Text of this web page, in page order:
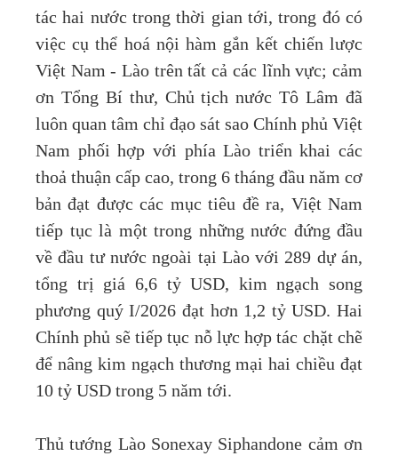
tác hai nước trong thời gian tới, trong đó có
việc cụ thể hoá nội hàm gắn kết chiến lược
Việt Nam - Lào trên tất cả các lĩnh vực; cảm
ơn Tổng Bí thư, Chủ tịch nước Tô Lâm đã
luôn quan tâm chỉ đạo sát sao Chính phủ Việt
Nam phối hợp với phía Lào triển khai các
thoả thuận cấp cao, trong 6 tháng đầu năm cơ
bản đạt được các mục tiêu đề ra, Việt Nam
tiếp tục là một trong những nước đứng đầu
về đầu tư nước ngoài tại Lào với 289 dự án,
tổng trị giá 6,6 tỷ USD, kim ngạch song
phương quý I/2026 đạt hơn 1,2 tỷ USD. Hai
Chính phủ sẽ tiếp tục nỗ lực hợp tác chặt chẽ
để nâng kim ngạch thương mại hai chiều đạt
10 tỷ USD trong 5 năm tới.
Thủ tướng Lào Sonexay Siphandone cảm ơn